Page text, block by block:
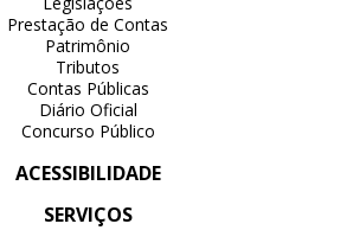
Prestação de Contas
Patrimônio
Tributos
Contas Públicas
Diário Oficial
Concurso Público
ACESSIBILIDADE
SERVIÇOS